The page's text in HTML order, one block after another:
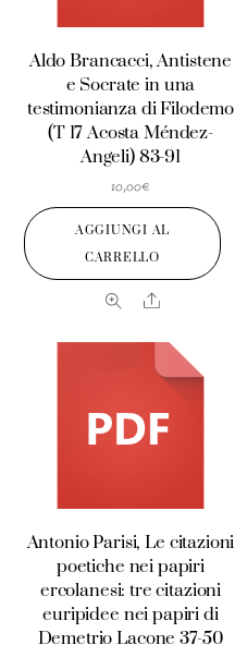
Aldo Brancacci, Antistene
e Socrate in una
testimonianza di Filodemo
(T 17 Acosta Méndez-
Angeli) 83-91
10,00€
AGGIUNGI AL
CARRELLO
Share
Antonio Parisi, Le citazioni
poetiche nei papiri
ercolanesi: tre citazioni
euripidee nei papiri di
Demetrio Lacone 37-50